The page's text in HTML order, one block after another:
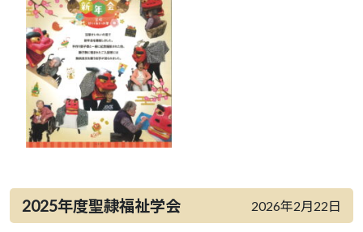
2025年度聖隷福祉学会 2026年2月22日